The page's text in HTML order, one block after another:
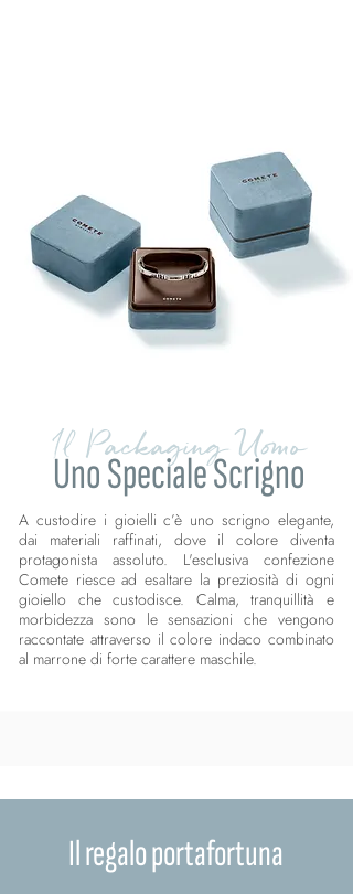
Il Packaging Uomo
Uno Speciale Scrigno
A custodire i gioielli c’è uno scrigno elegante,
dai materiali raffinati, dove il colore diventa
protagonista assoluto. L'esclusiva confezione
Comete riesce ad esaltare la preziosità di ogni
gioiello che custodisce. Calma, tranquillità e
morbidezza sono le sensazioni che vengono
raccontate attraverso il colore indaco combinato
al marrone di forte carattere maschile.
Il regalo portafortuna